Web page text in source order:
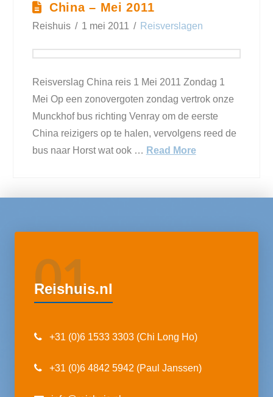
China – Mei 2011
Reishuis 1 mei 2011 Reisverslagen
Reisverslag China reis 1 Mei 2011 Zondag 1
Mei Op een zonovergoten zondag vertrok onze
Munckhof bus richting Venray om de eerste
China reizigers op te halen, vervolgens reed de
bus naar Horst wat ook … Read More
01
Reishuis.nl
+31 (0)6 1533 3303 (Chi Long Ho)
+31 (0)6 4842 5942 (Paul Janssen)